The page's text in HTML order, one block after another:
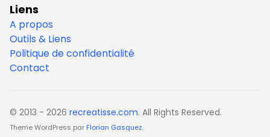
Liens
A propos
Outils & Liens
Politique de confidentialité
Contact
© 2013 - 2026 recreatisse.com. All Rights Reserved.
Theme WordPress par Florian Gasquez.